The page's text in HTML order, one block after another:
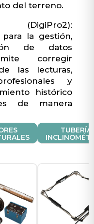
del terreno.
(DigiPro2):
para la gestión,
de datos
corregir
las lecturas,
y
histórico
de manera
TUBERÍA